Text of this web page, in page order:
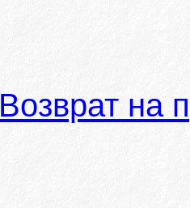
Возврат на